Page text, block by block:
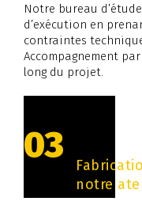
Notre bureau
d’exécution en
contraintes
Accompagnement
long du projet.
03
notre